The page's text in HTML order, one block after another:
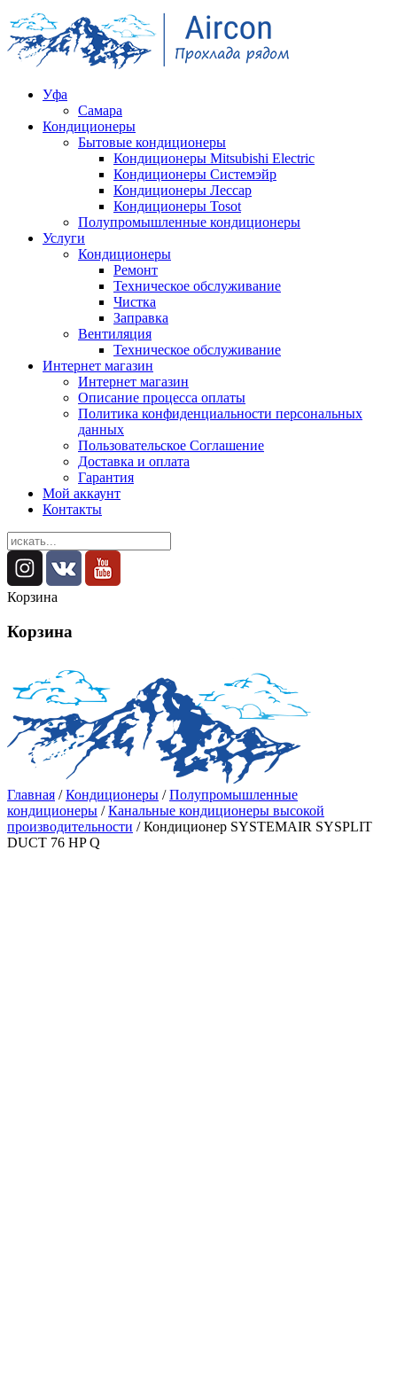
Уфа
Самара
Кондиционеры
Бытовые кондиционеры
Кондиционеры Mitsubishi Electric
Кондиционеры Системэйр
Кондиционеры Лессар
Кондиционеры Tosot
Полупромышленные кондиционеры
Услуги
Кондиционеры
Ремонт
Техническое обслуживание
Чистка
Заправка
Вентиляция
Техническое обслуживание
Интернет магазин
Интернет магазин
Описание процесса оплаты
Политика конфиденциальности персональных
данных
Пользовательское Соглашение
Доставка и оплата
Гарантия
Мой аккаунт
Контакты
Корзина
Корзина
Главная /Кондиционеры /Полупромышленные
кондиционеры /Канальные кондиционеры высокой
производительности / Кондиционер SYSTEMAIR SYSPLIT
DUCT 76 HP Q